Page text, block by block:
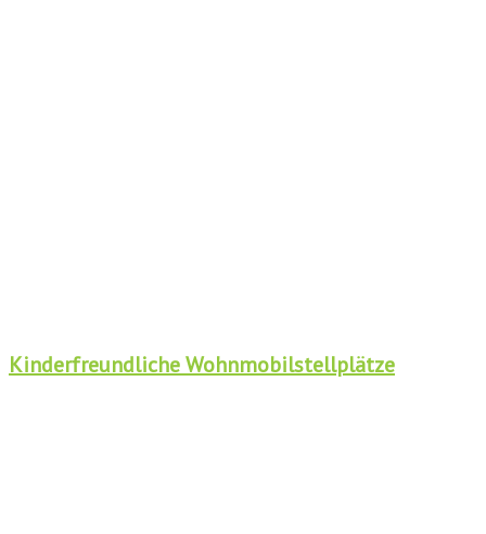
Kinderfreundliche Wohnmobilstellplätze